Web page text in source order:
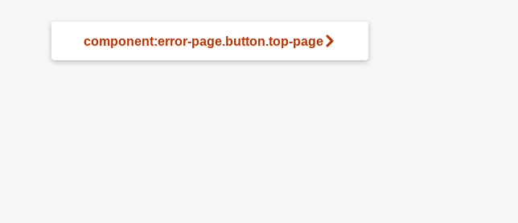
component:error-page.button.top-page